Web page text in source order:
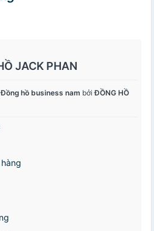
JACK PHAN
Đồng hồ business nam bởiĐỒNG HỒ